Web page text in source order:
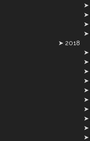
2018